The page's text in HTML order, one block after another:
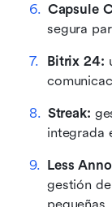
Capsule
segura
Bitrix 24:
Streak:
integrada
Less
gestión
pequeñas